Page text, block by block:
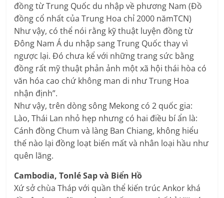
đồng từ Trung Quốc du nhập về phương Nam (Đồ
đồng cổ nhất của Trung Hoa chỉ 2000 nămTCN)
Như vậy, có thể nói rằng kỹ thuật luyện đồng từ
Đông Nam Á du nhập sang Trung Quốc thay vì
ngược lại. Đó chưa kể với những trang sức bằng
đồng rất mỹ thuật phản ảnh một xã hội thái hòa có
văn hóa cao chứ không man di như Trung Hoa
nhận định”.
Như vậy, trên dòng sông Mekong có 2 quốc gia:
Lào, Thái Lan nhỏ hẹp nhưng có hai điều bí ẩn là:
Cánh đồng Chum và làng Ban Chiang, không hiểu
thế nào lại đồng loạt biến mất và nhân loại hầu như
quên lãng.
Cambodia, Tonlé Sap và Biển Hồ
Xứ sở chùa Tháp với quần thể kiến trúc Ankor khá